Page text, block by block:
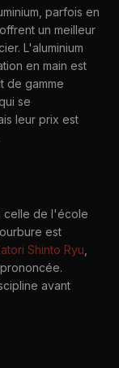
parfois en
un meilleur
L'aluminium
en main est
de gamme
se
leur prix est
celle de l'école
est
Shinto Ryu
avant